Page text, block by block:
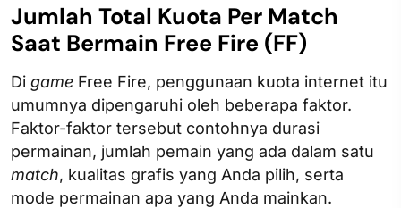
Jumlah Total Kuota Per Match
Saat Bermain Free Fire (FF)
Di game Free Fire, penggunaan kuota internet itu
umumnya dipengaruhi oleh beberapa faktor.
Faktor-faktor tersebut contohnya durasi
permainan, jumlah pemain yang ada dalam satu
match, kualitas grafis yang Anda pilih, serta
mode permainan apa yang Anda mainkan.